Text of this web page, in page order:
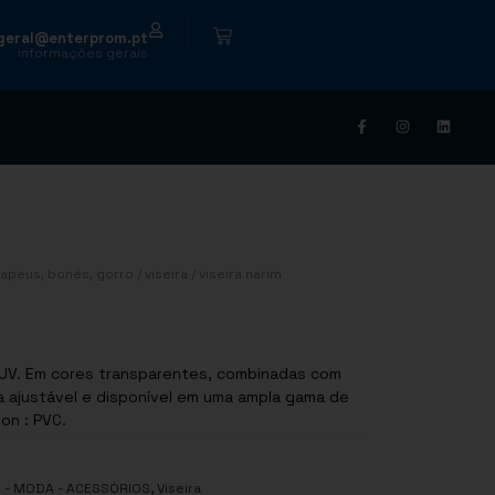
informações gerais
bonés, gorro viseira / viseira narim
Em cores transparentes, combinadas com
e disponível em uma ampla gama de
: PVC.
- MODA - ACESSÓRIOS,Viseira